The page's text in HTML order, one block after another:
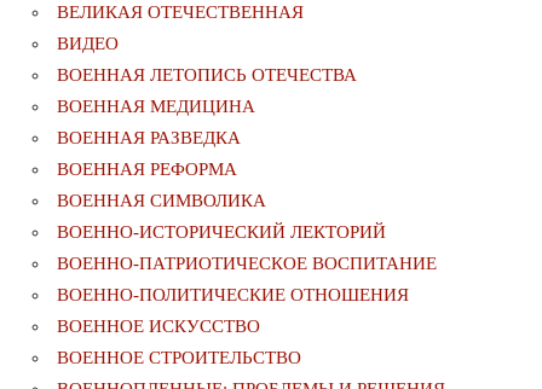
ВЕЛИКАЯ ОТЕЧЕСТВЕННАЯ
ВИДЕО
ВОЕННАЯ ЛЕТОПИСЬ ОТЕЧЕСТВА
ВОЕННАЯ МЕДИЦИНА
ВОЕННАЯ РАЗВЕДКА
ВОЕННАЯ РЕФОРМА
ВОЕННАЯ СИМВОЛИКА
ВОЕННО-ИСТОРИЧЕСКИЙ ЛЕКТОРИЙ
ВОЕННО-ПАТРИОТИЧЕСКОЕ ВОСПИТАНИЕ
ВОЕННО-ПОЛИТИЧЕСКИE ОТНОШЕНИЯ
ВОЕННОЕ ИСКУССТВО
ВОЕННОЕ СТРОИТЕЛЬСТВО